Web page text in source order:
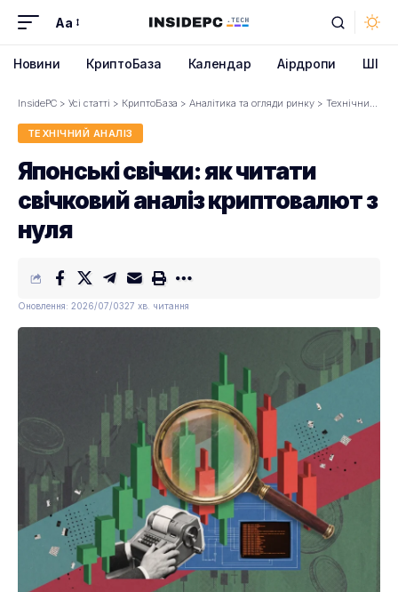
Font
Aa
Новини КриптоБаза Календар Аірдропи ШІ
InsidePC > Усі статті > КриптоБаза > Аналітика та огляди ринку > Технічний аналіз
ТЕХНІЧНИЙ АНАЛІЗ
Японські свічки: як читати
свічковий аналіз криптовалют з
нуля
Оновлення: 2026/07/0327 хв. читання